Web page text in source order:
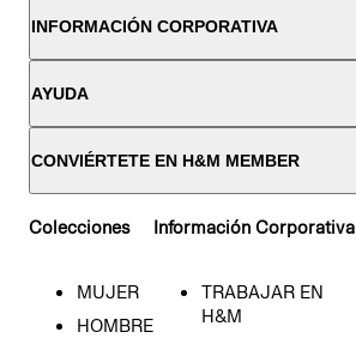
INFORMACIÓN CORPORATIVA
AYUDA
CONVIÉRTETE EN H&M MEMBER
Colecciones
MUJER
HOMBRE
Información Corporativa
TRABAJAR EN
H&M